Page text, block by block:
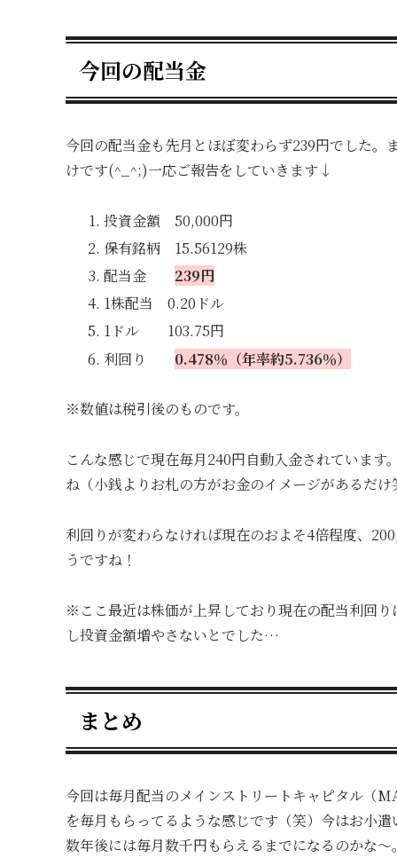
今回の配当金
今回の配当金も先月とほぼ変わらず239円でした
けです(^_^;)一応ご報告をしていきます↓
投資金額 50,000円
保有銘柄 15.56129株
配当金 239円
1株配当 0.20ドル
1ドル 103.75円
利回り 0.478％（年率約5.736％）
※数値は税引後のものです。
こんな感じで現在毎月240円自動入金されていま
ね（小銭よりお札の方がお金のイメージがあるだけ
利回りが変わらなければ現在のおよそ4倍程度、
うですね！
※ここ最近は株価が上昇しており現在の配当利回
し投資金額増やさないとでした…
まとめ
今回は毎月配当のメインストリートキャピタル（
を毎月もらってるような感じです（笑）今はお小
数年後には毎月数千円もらえるまでになるのかな～